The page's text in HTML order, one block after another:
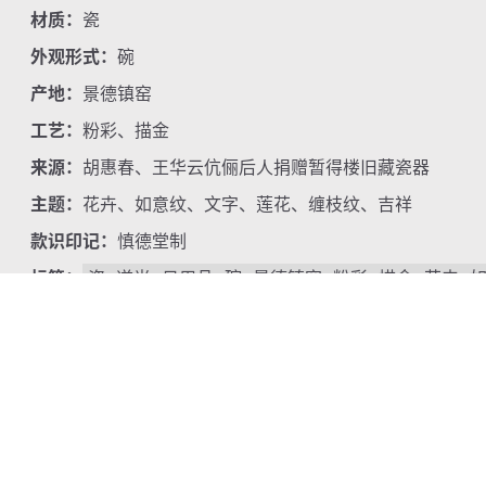
材质： 瓷
外观形式： 碗
产地： 景德镇窑
工艺： 粉彩、描金
来源： 胡惠春、王华云伉俪后人捐赠暂得楼旧藏瓷器
主题： 花卉、如意纹、文字、莲花、缠枝纹、吉祥
款识印记： 慎德堂制
标签：
瓷 道光 日用品 碗 景德镇窑 粉彩 描金 花卉